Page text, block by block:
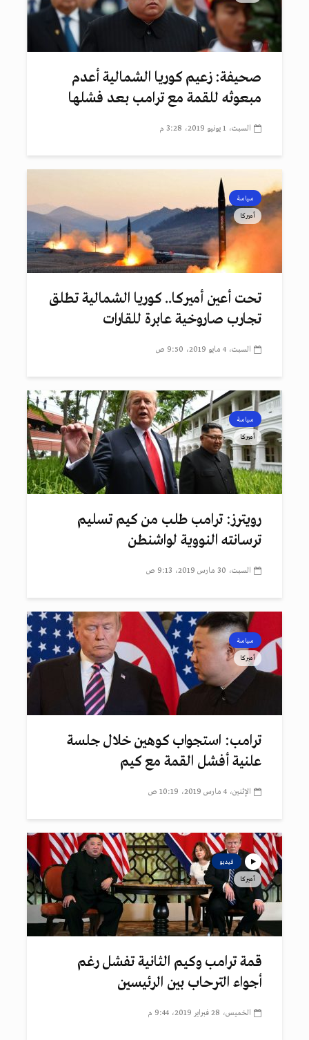
صحيفة: زعيم كوريا الشمالية أعدم
مبعوثه للقمة مع ترامب بعد فشلها
السبت، 1 يونيو 2019، 3:28 م
سياسة
أميركا
تحت أعين أميركا.. كوريا الشمالية تطلق
تجارب صاروخية عابرة للقارات
السبت، 4 مايو 2019، 9:50 ص
سياسة
أميركا
رويترز: ترامب طلب من كيم تسليم
ترسانته النووية لواشنطن
السبت، 30 مارس 2019، 9:13 ص
سياسة
أميركا
ترامب: استجواب كوهين خلال جلسة
علنية أفشل القمة مع كيم
الإثنين، 4 مارس 2019، 10:19 ص
فيديو
أميركا
قمة ترامب وكيم الثانية تفشل رغم
أجواء الترحاب بين الرئيسين
الخميس، 28 فبراير 2019، 9:44 م